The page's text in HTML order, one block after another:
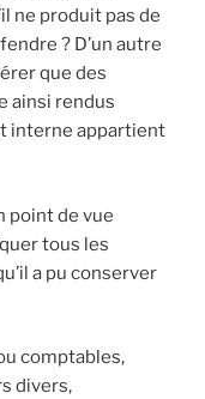
ne produit pas de
? D’un autre
que des
ainsi rendus
interne appartient
point de vue
tous les
a pu conserver
comptables,
divers,